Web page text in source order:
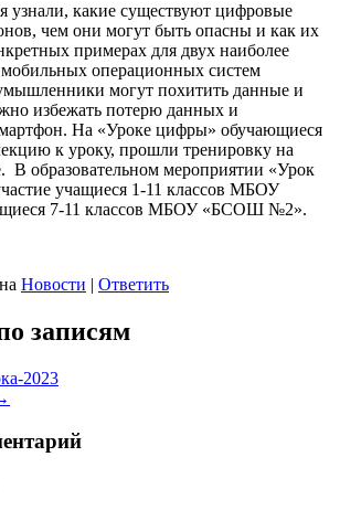
узнали, какие существуют цифровые
чем они могут быть опасны и как их
примерах для двух наиболее
операционных систем
могут похитить данные и
избежать потерю данных и
На «Уроке цифры» обучающиеся
к уроку, прошли тренировку на
В образовательном мероприятии «Урок
учащиеся 1-11 классов МБОУ
7-11 классов МБОУ «БСОШ №2».
Новости | Ответить
записям
2023